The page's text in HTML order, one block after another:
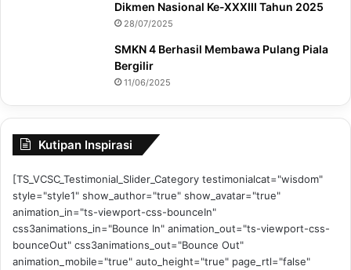
Dikmen Nasional Ke-XXXIII Tahun 2025
28/07/2025
SMKN 4 Berhasil Membawa Pulang Piala
Bergilir
11/06/2025
Kutipan Inspirasi
[TS_VCSC_Testimonial_Slider_Category testimonialcat="wisdom"
style="style1" show_author="true" show_avatar="true"
animation_in="ts-viewport-css-bounceIn"
css3animations_in="Bounce In" animation_out="ts-viewport-css-
bounceOut" css3animations_out="Bounce Out"
animation_mobile="true" auto_height="true" page_rtl="false"